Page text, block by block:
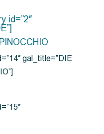
id=”2″
gal_title=”DIE